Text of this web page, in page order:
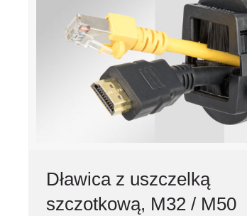
Dławica z uszczelką
szczotkową, M32 / M50